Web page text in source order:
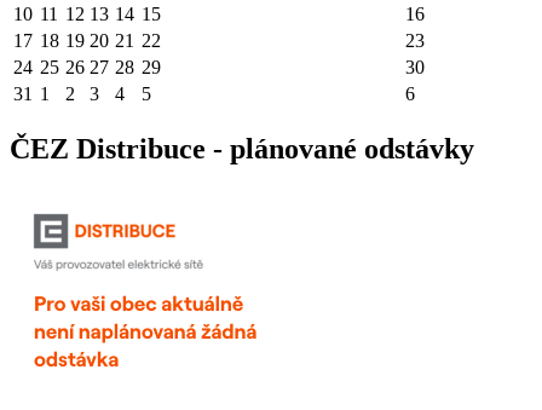
10 11 12 13 14 15
16
17 18 19 20 21 22
23
24 25 26 27 28 29
30
31 1 2 3 4 5 6
ČEZ Distribuce - plánované odstávky